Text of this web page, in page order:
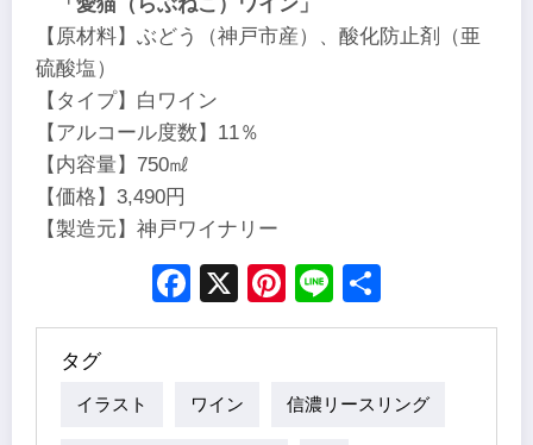
【原材料】ぶどう（神戸市産）、酸化防止剤（亜
硫酸塩）
【タイプ】白ワイン
【アルコール度数】11％
【内容量】750㎖
【価格】3,490円
【製造元】神戸ワイナリー
Facebook
X Pinterest
Line
タグ
イラスト ワイン 信濃リースリング